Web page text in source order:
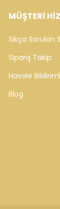
MÜŞTERİ
Sıkça Sorulan
Sipariş Takip
Havale
Blog